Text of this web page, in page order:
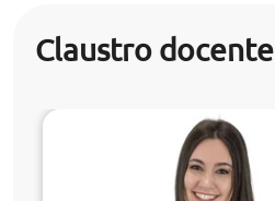
Claustro docente